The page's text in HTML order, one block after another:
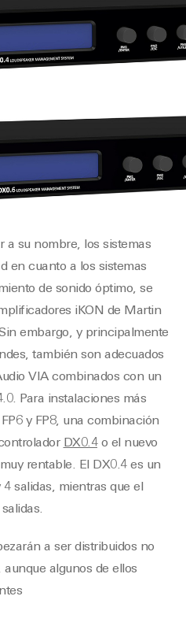
a su nombre, los sistemas
en cuanto a los sistemas
de sonido óptimo, se
iKON de Martin
embargo, y principalmente
también son adecuados
VIA combinados con un
Para instalaciones más
y FP8, una combinación
DX0.4o el nuevo
rentable. El DX0.4 es un
salidas, mientras que el
a ser distribuidos no
algunos de ellos